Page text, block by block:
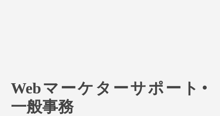
Webマーケターサポート・
一般事務